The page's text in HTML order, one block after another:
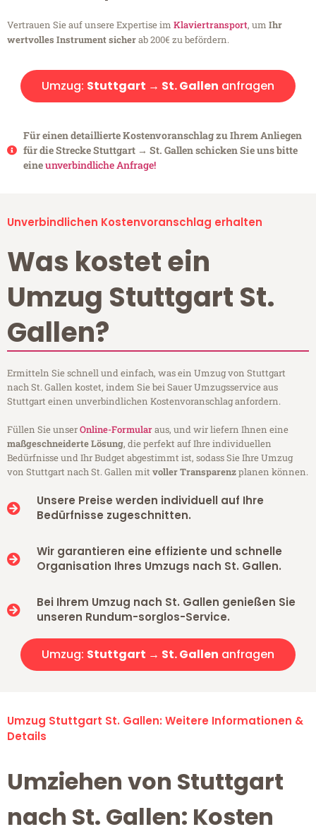
Vertrauen Sie auf unsere Expertise im Klaviertransport, um Ihr
wertvolles Instrument sicherab 200€ zu befördern.
Umzug: Stuttgart → St. Gallen anfragen
Für einen detaillierte Kostenvoranschlag zu Ihrem Anliegen
für die Strecke Stuttgart → St. Gallen schicken Sie uns bitte
eineunverbindliche Anfrage!
Unverbindlichen Kostenvoranschlag erhalten
Was kostet ein
Umzug Stuttgart St.
Gallen?
Ermitteln Sie schnell und einfach, was ein Umzug von Stuttgart
nach St. Gallen kostet, indem Sie bei Sauer Umzugsservice aus
Stuttgart einen unverbindlichen Kostenvoranschlag anfordern.
Füllen Sie unserOnline-Formularaus, und wir liefern Ihnen eine
maßgeschneiderte Lösung, die perfekt auf Ihre individuellen
Bedürfnisse und Ihr Budget abgestimmt ist, sodass Sie Ihre Umzug
von Stuttgart nach St. Gallen mitvoller Transparenzplanen können.
Unsere Preise werden individuell auf Ihre
Bedürfnisse zugeschnitten.
Wir garantieren eine effiziente und schnelle
Organisation Ihres Umzugs nach St. Gallen.
Bei Ihrem Umzug nach St. Gallen genießen Sie
unseren Rundum-sorglos-Service.
Umzug: Stuttgart → St. Gallen anfragen
Umzug Stuttgart St. Gallen: Weitere Informationen &
Details
Umziehen von Stuttgart
nach St. Gallen: Kosten